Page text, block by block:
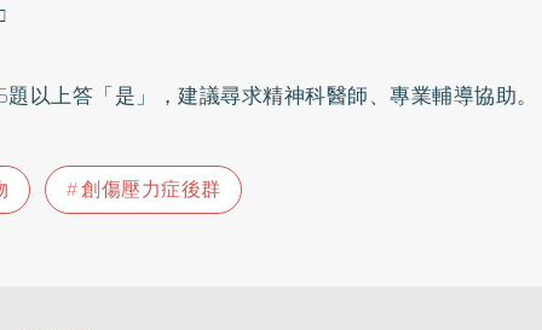
以上答「是」，建議尋求精神科醫師、專業輔導協助。
創傷壓力症後群